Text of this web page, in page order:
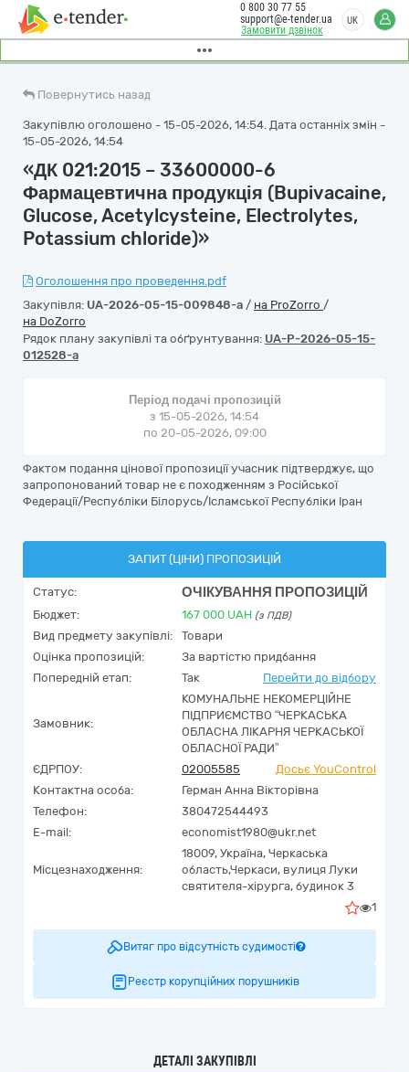
Замовити дзвінок
0 800 30 77 55
support@e-tender.ua
UK
Повернутись назад
Закупівлю оголошено - 15-05-2026, 14:54. Дата останніх змін -
15-05-2026, 14:54
«ДК 021:2015 – 33600000-6
Фармацевтична продукція (Bupivacaine,
Glucose, Acetylcysteine, Electrolytes,
Potassium chloride)»
Оголошення про проведення.pdf
Закупівля: UA-2026-05-15-009848-a / на ProZorro /
на DoZorro
Рядок плану закупівлі та обґрунтування: UA-P-2026-05-15-
012528-a
Період подачі пропозицій
з 15-05-2026, 14:54
по 20-05-2026, 09:00
Фактом подання цінової пропозиції учасник підтверджує, що
запропонований товар не є походженням з Російської
Федерації/Республіки Білорусь/Ісламської Республіки Іран
ЗАПИТ (ЦІНИ) ПРОПОЗИЦІЙ
Статус: ОЧІКУВАННЯ ПРОПОЗИЦІЙ
Бюджет: 167 000 UAH (з ПДВ)
Вид предмету закупівлі:
Товари
Оцінка пропозицій:
За вартістю придбання
Попередній етап:
Так Перейти до відбору
Замовник:
КОМУНАЛЬНЕ НЕКОМЕРЦІЙНЕ
ПІДПРИЄМСТВО “ЧЕРКАСЬКА
ОБЛАСНА ЛІКАРНЯ ЧЕРКАСЬКОЇ
ОБЛАСНОЇ РАДИ”
ЄДРПОУ:
02005585
Досьє YouControl
Контактна особа:
Герман Анна Вікторівна
Телефон:
380472544493
E-mail:
economist1980@ukr.net
Місцезнаходження:
18009, Україна, Черкаська
область,Черкаси, вулиця Луки
святителя-хірурга, будинок 3
1
Витяг про відсутність судимості
Реєстр корупційних порушників
ДЕТАЛІ ЗАКУПІВЛІ